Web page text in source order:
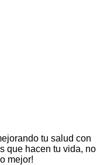
tu salud con
que hacen tu vida, no
mejor!